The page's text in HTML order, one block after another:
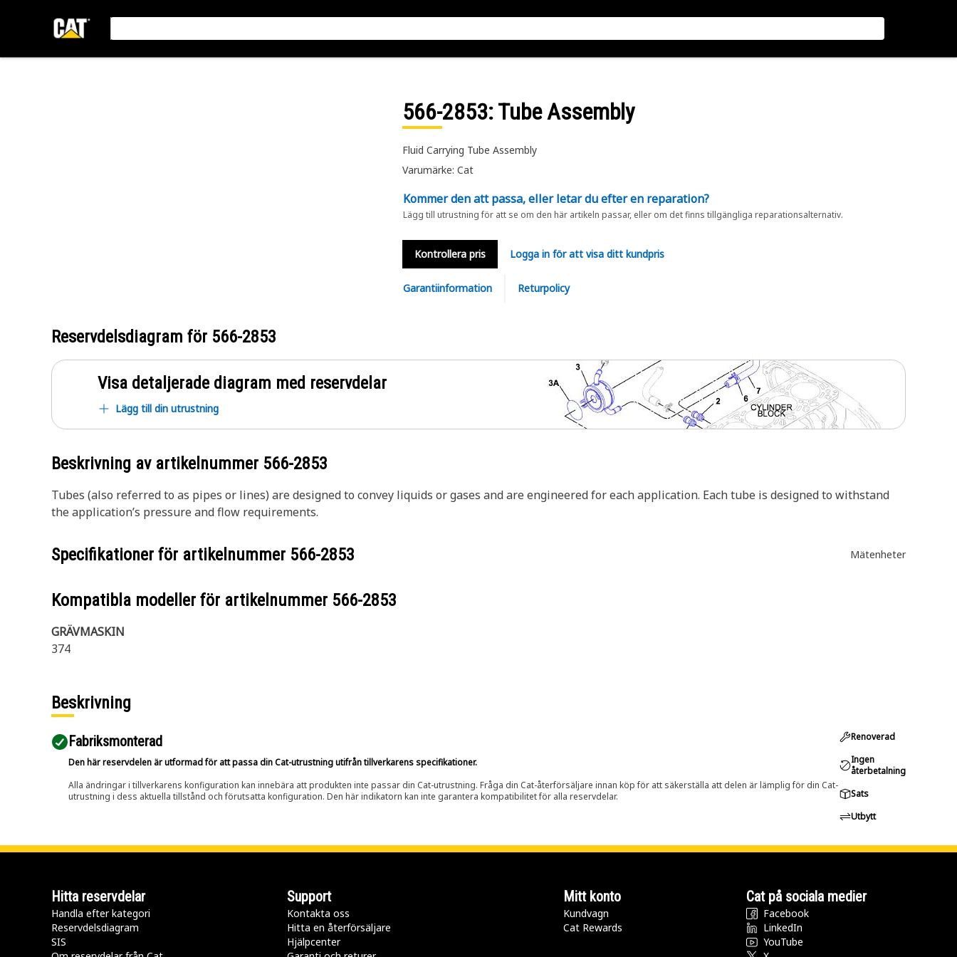
566-2853: Tube Assembly
Fluid Carrying Tube Assembly
Varumärke: Cat
Kommer den att passa, eller letar du efter en reparation?
Lägg till utrustning för att se om den här artikeln passar, eller om det finns tillgängliga reparationsalternativ.
Kontrollera pris Logga in för att visa ditt kundpris
Garantiinformation Returpolicy
Reservdelsdiagram för 566-2853
Visa detaljerade diagram med reservdelar
Lägg till din utrustning
Beskrivning av artikelnummer 566-2853
Tubes (also referred to as pipes or lines) are designed to convey liquids or gases and are engineered for each application. Each tube is designed to withstand
the application’s pressure and flow requirements.
Specifikationer för artikelnummer 566-2853 Mätenheter
Kompatibla modeller för artikelnummer 566-2853
GRÄVMASKIN
374
Beskrivning
Fabriksmonterad
Den här reservdelen är utformad för att passa din Cat-utrustning utifrån tillverkarens specifikationer.
Alla ändringar i tillverkarens konfiguration kan innebära att produkten inte passar din Cat-utrustning. Fråga din Cat-återförsäljare innan köp för att säkerställa att delen är lämplig för din Cat-
utrustning i dess aktuella tillstånd och förutsatta konfiguration. Den här indikatorn kan inte garantera kompatibilitet för alla reservdelar.
Renoverad
Ingen
återbetalning
Sats
Utbytt
Hitta reservdelar
Handla efter kategori
Reservdelsdiagram
SIS
Support
Kontakta oss
Hitta en återförsäljare
Hjälpcenter
Mitt konto
Kundvagn
Cat Rewards
Cat på sociala medier
Facebook
LinkedIn
YouTube